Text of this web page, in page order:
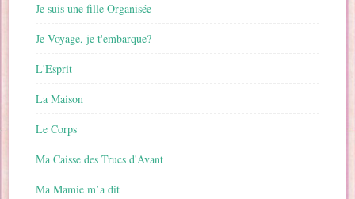
Je suis une fille Organisée
Je Voyage, je t'embarque?
L'Esprit
La Maison
Le Corps
Ma Caisse des Trucs d'Avant
Ma Mamie m’a dit